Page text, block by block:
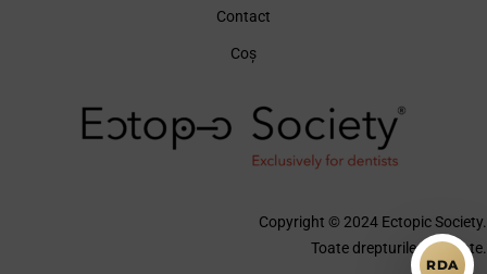
Contact
Coș
Copyright © 2024 Ectopic Society.
Toate drepturile rezervate.
RDA